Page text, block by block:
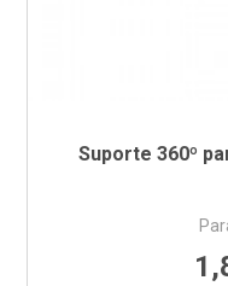
Suporte 360º